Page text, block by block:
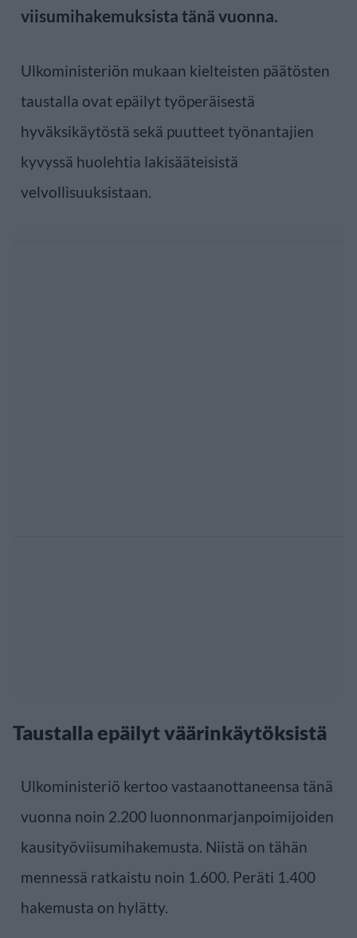
viisumihakemuksista tänä vuonna.
Ulkoministeriön mukaan kielteisten päätösten
taustalla ovat epäilyt työperäisestä
hyväksikäytöstä sekä puutteet työnantajien
kyvyssä huolehtia lakisääteisistä
velvollisuuksistaan.
Taustalla epäilyt väärinkäytöksistä
Ulkoministeriö kertoo vastaanottaneensa tänä
vuonna noin 2.200 luonnonmarjanpoimijoiden
kausityöviisumihakemusta. Niistä on tähän
mennessä ratkaistu noin 1.600. Peräti 1.400
hakemusta on hylätty.